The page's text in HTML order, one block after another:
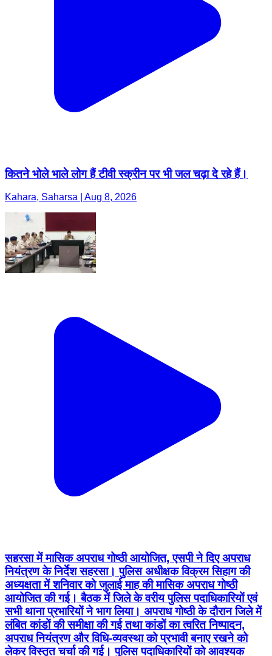
कितने भोले भाले लोग हैं टीवी स्क्रीन पर भी जल चढ़ा दे रहे हैं।
Kahara, Saharsa | Aug 8, 2026
सहरसा में मासिक अपराध गोष्ठी आयोजित, एसपी ने दिए अपराध
नियंत्रण के निर्देश सहरसा। पुलिस अधीक्षक विक्रम सिहाग की
अध्यक्षता में शनिवार को जुलाई माह की मासिक अपराध गोष्ठी
आयोजित की गई। बैठक में जिले के वरीय पुलिस पदाधिकारियों एवं
सभी थाना प्रभारियों ने भाग लिया। अपराध गोष्ठी के दौरान जिले में
लंबित कांडों की समीक्षा की गई तथा कांडों का त्वरित निष्पादन,
अपराध नियंत्रण और विधि-व्यवस्था को प्रभावी बनाए रखने को
लेकर विस्तृत चर्चा की गई। पुलिस पदाधिकारियों को आवश्यक